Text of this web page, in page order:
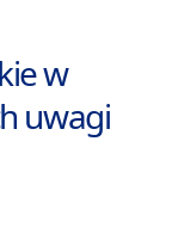
w
uwagi